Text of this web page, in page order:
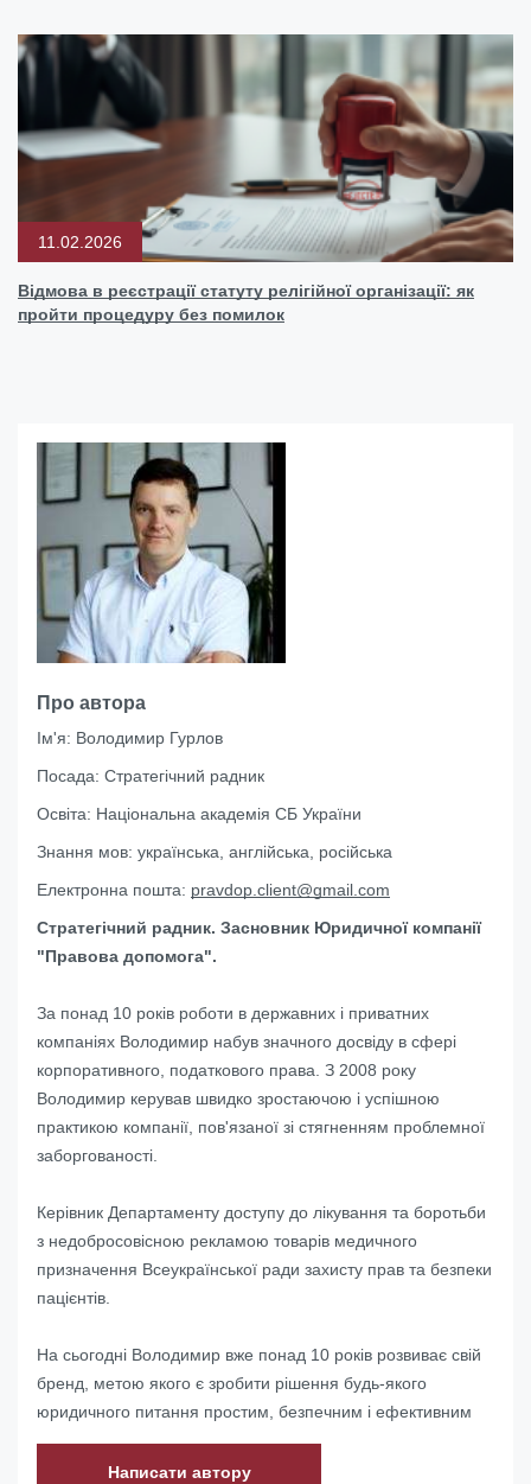
11.02.2026
Відмова в реєстрації статуту релігійної організації: як
пройти процедуру без помилок
Про автора
Ім'я: Володимир Гурлов
Посада: Стратегічний радник
Освіта: Національна академія СБ України
Знання мов: українська, англійська, російська
Електронна пошта: pravdop.client@gmail.com
Стратегічний радник. Засновник Юридичної компанії
"Правова допомога".
За понад 10 років роботи в державних і приватних
компаніях Володимир набув значного досвіду в сфері
корпоративного, податкового права. З 2008 року
Володимир керував швидко зростаючою і успішною
практикою компанії, пов'язаної зі стягненням проблемної
заборгованості.
Керівник Департаменту доступу до лікування та боротьби
з недобросовісною рекламою товарів медичного
призначення Всеукраїнської ради захисту прав та безпеки
пацієнтів.
На сьогодні Володимир вже понад 10 років розвиває свій
бренд, метою якого є зробити рішення будь-якого
юридичного питання простим, безпечним і ефективним
Написати автору